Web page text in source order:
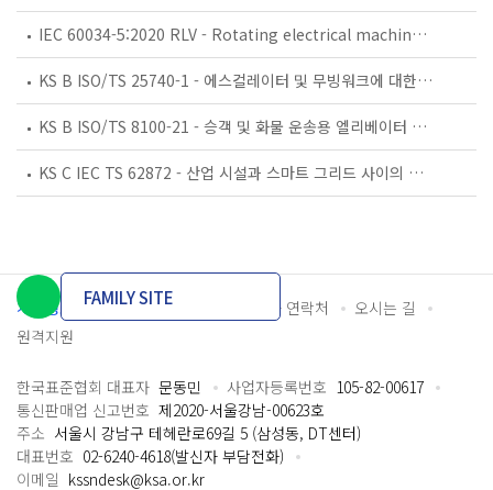
IEC 60034-5:2020 RLV - Rotating electrical machines - Part 5: Degrees of protection provided by the integral design of rotating electrical machines (IP code) - Classification
KS B ISO/TS 25740-1 - 에스컬레이터 및 무빙워크에 대한 안전요건 — 제1부: 세계공통 필수 안전요건(GESRs)
KS B ISO/TS 8100-21 - 승객 및 화물 운송용 엘리베이터 —제21부: 세계공통 필수안전요건(GESRs)을 충족하는 세계공통 안전 파라미터(GSPs)
KS C IEC TS 62872 - 산업 시설과 스마트 그리드 사이의 산업 공정 측정, 제어 및 자동화 시스템 인터페이스
개인정보처리방침 이용약관 담당자 연락처
오시는 길
원격지원
FAMILY SITE
한국표준협회 대표자 문동민 사업자등록번호 105-82-00617
통신판매업 신고번호 제2020-서울강남-00623호
주소 서울시 강남구 테헤란로69길 5 (삼성동, DT센터)
대표번호 02-6240-4618(발신자 부담전화)
이메일 kssndesk@ksa.or.kr